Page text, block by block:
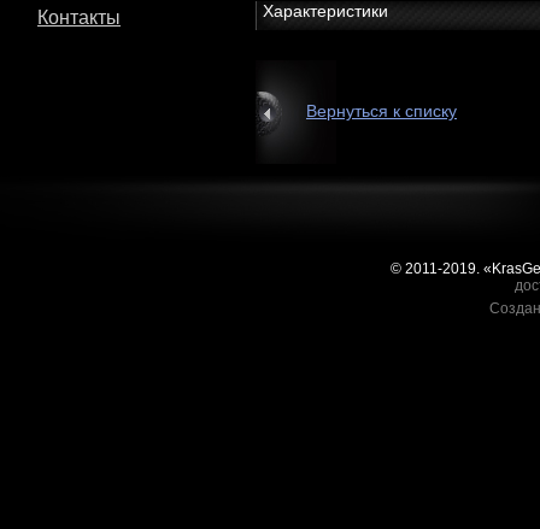
Контакты
Характеристики
Вернуться к списку
© 2011-2019.